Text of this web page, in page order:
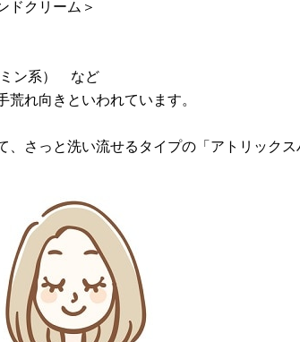
ドクリーム＞
ミン系） など
れ向きといわれています。
、さっと洗い流せるタイプの「アトリック